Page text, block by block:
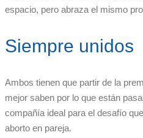
espacio, pero abraza el mismo
Siempre unidos
Ambos tienen que partir de la
mejor saben por lo que están
compañía ideal para el desafío
aborto en pareja.